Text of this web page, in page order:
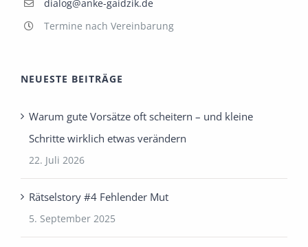
dialog@anke-gaidzik.de
Termine nach Vereinbarung
NEUESTE BEITRÄGE
Warum gute Vorsätze oft scheitern – und kleine
Schritte wirklich etwas verändern
22. Juli 2026
Rätselstory #4 Fehlender Mut
5. September 2025